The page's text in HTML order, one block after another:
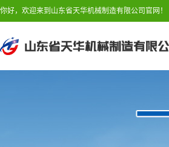
你好，欢迎来到山东省天华机械制造有限公司官网！